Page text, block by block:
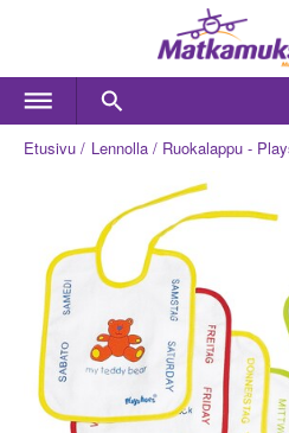
Etusivu Lennolla Ruokalappu -